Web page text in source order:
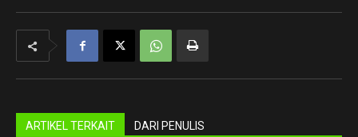
ARTIKEL TERKAIT DARI PENULIS